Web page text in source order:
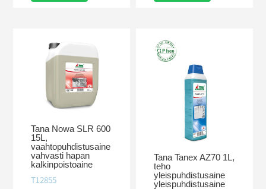
Tana Nowa SLR 600
15L,
vaahtopuhdistusaine
vahvasti hapan
kalkinpoistoaine
T12855
Tana Tanex AZ70 1L,
teho
yleispuhdistusaine
yleispuhdistusaine